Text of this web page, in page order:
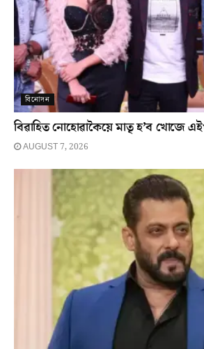
বিনোদন
বিৱাহিত নোহোৱাকৈয়ে মাতৃ হ’ব খোজে
AUGUST 7, 2026